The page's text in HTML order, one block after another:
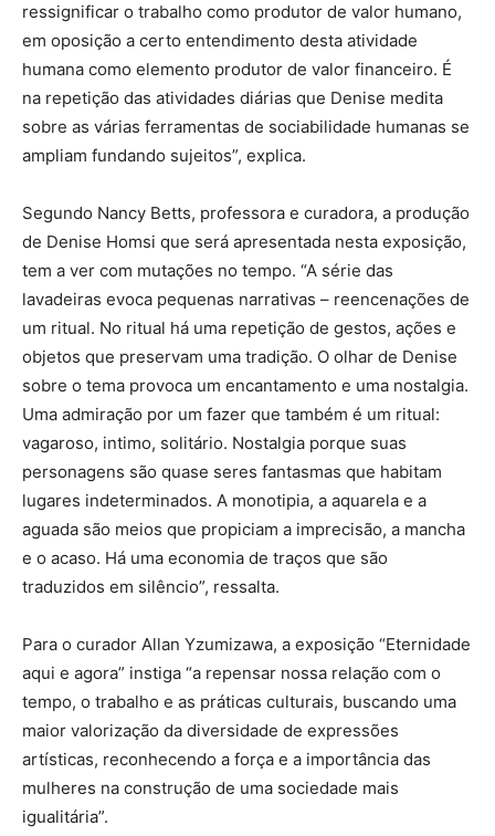
ressignificar o trabalho como produtor de valor humano,
em oposição a certo entendimento desta atividade
humana como elemento produtor de valor financeiro. É
na repetição das atividades diárias que Denise medita
sobre as várias ferramentas de sociabilidade humanas se
ampliam fundando sujeitos”, explica.
Segundo Nancy Betts, professora e curadora, a produção
de Denise Homsi que será apresentada nesta exposição,
tem a ver com mutações no tempo. “A série das
lavadeiras evoca pequenas narrativas – reencenações de
um ritual. No ritual há uma repetição de gestos, ações e
objetos que preservam uma tradição. O olhar de Denise
sobre o tema provoca um encantamento e uma nostalgia.
Uma admiração por um fazer que também é um ritual:
vagaroso, intimo, solitário. Nostalgia porque suas
personagens são quase seres fantasmas que habitam
lugares indeterminados. A monotipia, a aquarela e a
aguada são meios que propiciam a imprecisão, a mancha
e o acaso. Há uma economia de traços que são
traduzidos em silêncio”, ressalta.
Para o curador Allan Yzumizawa, a exposição “Eternidade
aqui e agora” instiga “a repensar nossa relação com o
tempo, o trabalho e as práticas culturais, buscando uma
maior valorização da diversidade de expressões
artísticas, reconhecendo a força e a importância das
mulheres na construção de uma sociedade mais
igualitária”.